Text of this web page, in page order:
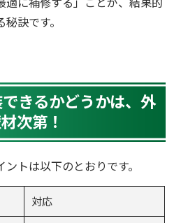
訣です。
きるかどうかは、外
次第！
トは以下のとおりです。
対応